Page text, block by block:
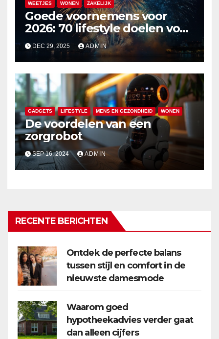
WEETJES WONEN ZAKELIJK
Goede voornemens voor
2026: 70 lifestyle doelen voor
een veelzijdig en leuk jaar
DEC 29, 2025 ADMIN
GADGETS LIFESTYLE MENS EN GEZONDHEID WONEN
De voordelen van een
zorgrobot
SEP 16, 2024 ADMIN
RECENTE BERICHTEN
Ontdek de perfecte balans
tussen stijl en comfort in de
nieuwste damesmode
Waarom goed
hypotheekadvies verder gaat
dan alleen cijfers